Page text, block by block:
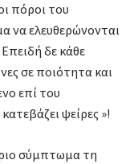
πόροι του
να ελευθερώνονται
δε κάθε
σε ποιότητα και
επί του
ψείρες »!
σύμπτωμα τη